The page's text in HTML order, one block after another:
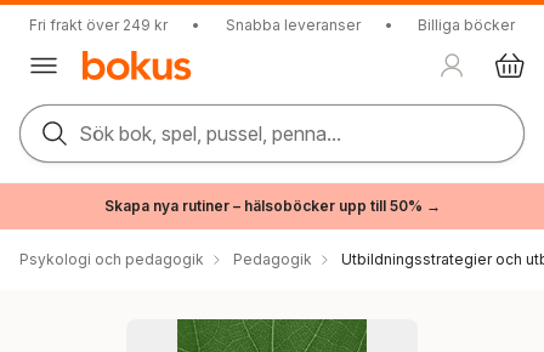
Fri frakt över 249 kr • Snabba leveranser • Billiga böcker
Sök bok, spel, pussel, penna...
Skapa nya rutiner – hälsoböcker upp till 50% →
Psykologi och pedagogik Pedagogik Utbildningsstrategier och